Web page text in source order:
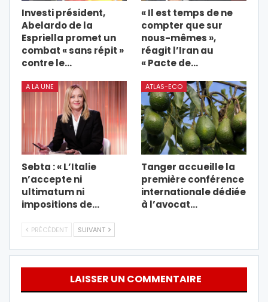
Investi président,
Abelardo de la
Espriella promet un
combat « sans répit »
contre le…
« Il est temps de ne
compter que sur
nous-mêmes »,
réagit l’Iran au
« Pacte de…
A LA UNE
Sebta : « L’Italie
n’accepte ni
ultimatum ni
impositions de…
ATLAS-ECO
Tanger accueille la
première conférence
internationale dédiée
à l’avocat…
PRÉCÉDENT SUIVANT
LAISSER UN COMMENTAIRE